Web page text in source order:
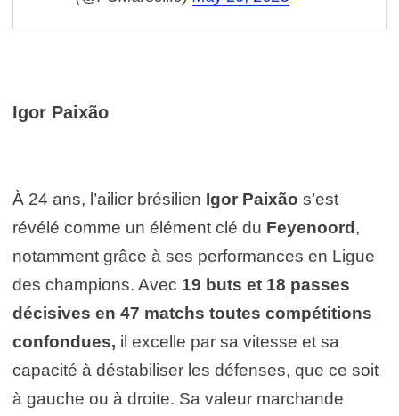
Igor Paixão
À 24 ans, l’ailier brésilien Igor Paixão s’est
révélé comme un élément clé du Feyenoord ,
notamment grâce à ses performances en Ligue
des champions. Avec 19 buts et 18 passes
décisives en 47 matchs toutes compétitions
confondues, il excelle par sa vitesse et sa
capacité à déstabiliser les défenses, que ce soit
à gauche ou à droite. Sa valeur marchande